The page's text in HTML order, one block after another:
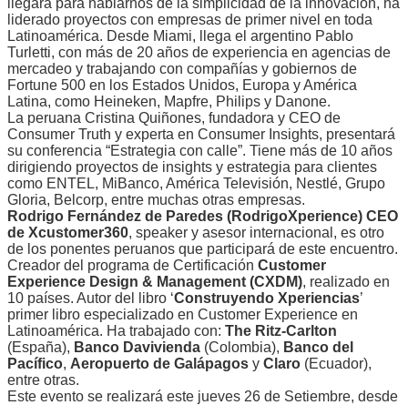
llegará para hablarnos de la simplicidad de la innovación, ha
liderado proyectos con empresas de primer nivel en toda
Latinoamérica. Desde Miami, llega el argentino Pablo
Turletti, con más de 20 años de experiencia en agencias de
mercadeo y trabajando con compañías y gobiernos de
Fortune 500 en los Estados Unidos, Europa y América
Latina, como Heineken, Mapfre, Philips y Danone.
La peruana Cristina Quiñones, fundadora y CEO de
Consumer Truth y experta en Consumer Insights, presentará
su conferencia “Estrategia con calle”. Tiene más de 10 años
dirigiendo proyectos de insights y estrategia para clientes
como ENTEL, MiBanco, América Televisión, Nestlé, Grupo
Gloria, Belcorp, entre muchas otras empresas.
Rodrigo Fernández de Paredes (RodrigoXperience) CEO
de Xcustomer360, speaker y asesor internacional, es otro
de los ponentes peruanos que participará de este encuentro.
Creador del programa de Certificación Customer
Experience Design & Management (CXDM), realizado en
10 países. Autor del libro ‘Construyendo Xperiencias’
primer libro especializado en Customer Experience en
Latinoamérica. Ha trabajado con: The Ritz-Carlton
(España), Banco Davivienda (Colombia), Banco del
Pacífico, Aeropuerto de Galápagos y Claro (Ecuador),
entre otras.
Este evento se realizará este jueves 26 de Setiembre, desde